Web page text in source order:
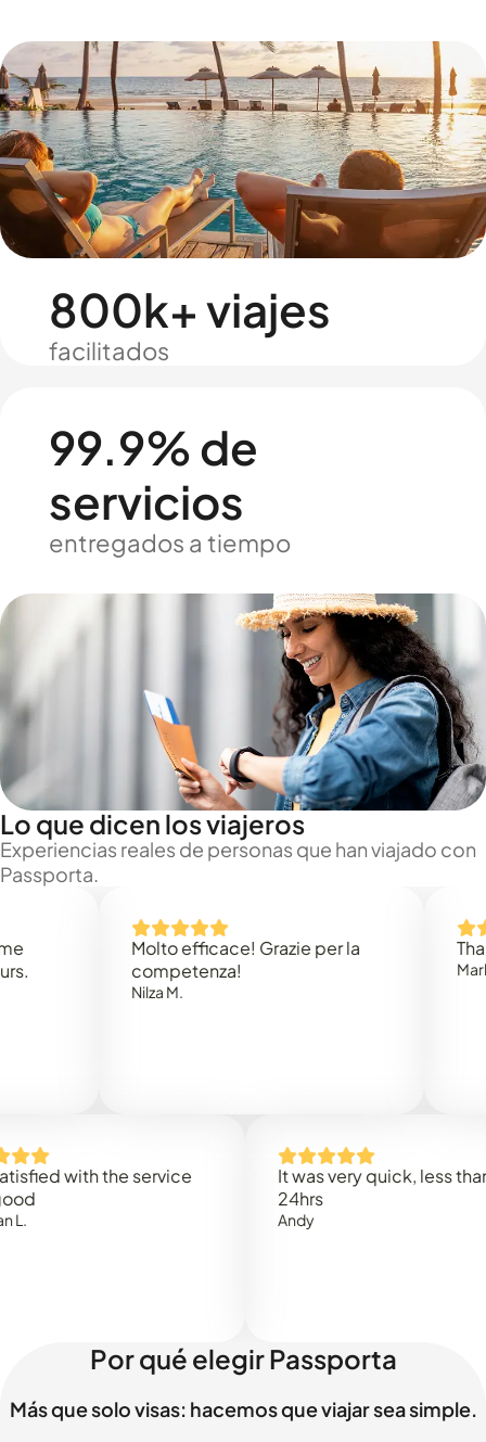
800k+ viajes
facilitados
99.9% de
servicios
entregados a tiempo
Lo que dicen los viajeros
Experiencias reales de personas que han viajado con
Passporta.
Molto efficace! Grazie per la
competenza!
Nilza M.
Thank
Mark N.
with the service
It was very quick, less than
Por qué elegir Passporta
Más que solo visas: hacemos que viajar sea simple.